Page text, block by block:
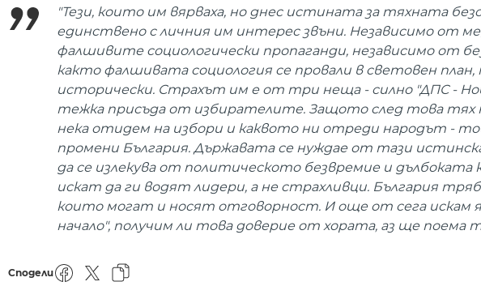
"Тези, които им вярваха, но днес истината за тяхната
единствено с личния им интерес звъни. Независимо от
фалшивите социологически пропаганди, независимо от
както фалшивата социология се провали в световен
исторически. Страхът им е от три неща - силно "ДПС -
тежка присъда от избирателите. Защото след това тях
нека отидем на избори и каквото ни отреди народът -
промени България. Държавата се нуждае от тази
да се излекува от политическото безвремие и
искат да ги водят лидери, а не страхливци. България
които могат и носят отговорност. И още от сега искам
начало", получим ли това доверие от хората, аз ще поема
Сподели